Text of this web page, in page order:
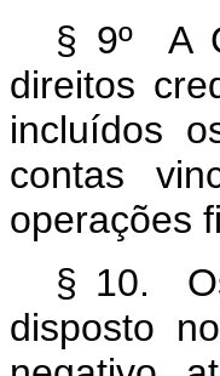
§ 9º A
direitos
incluídos
contas
operações
§ 10.
disposto